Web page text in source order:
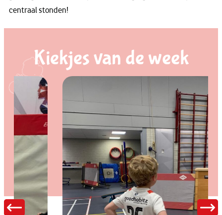
centraal stonden!
Kiekjes van de week